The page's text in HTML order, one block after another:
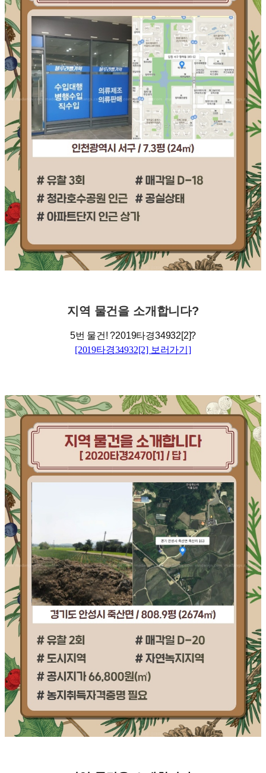
지역 물건을 소개합니다?
5번 물건!?2019타경34932[2]?
[2019타경34932[2] 보러가기]